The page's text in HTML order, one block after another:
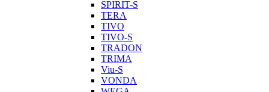
SPIRIT-S
TERA
TIVO
TIVO-S
TRADON
TRIMA
Viu-S
VONDA